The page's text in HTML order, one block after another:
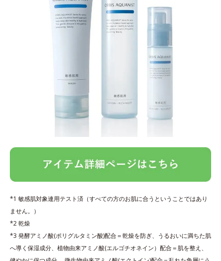
*1 敏感肌対象連用テスト済（すべての方のお肌に合うということではあり
ません。）
*2 乾燥
*3 発酵アミノ酸(ポリグルタミン酸)配合＝乾燥を防ぎ、うるおいに満ちた肌
へ導く保湿成分、植物由来アミノ酸(エルゴチオネイン）配合＝肌を整え、